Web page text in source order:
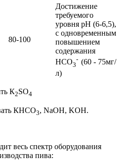
80-100
Достижение
требуемого
уровня рН (6-6,5),
с одновременным
повышением
содержания
HCO3
- (60 - 75мг/
л)
К2SO4
КHCO3, NaOH, KOH.
весь спектр оборудования
пива: